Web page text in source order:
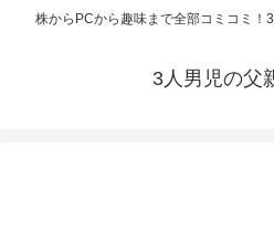
株からPCから趣味まで全部コミコミ！
3人男児の父